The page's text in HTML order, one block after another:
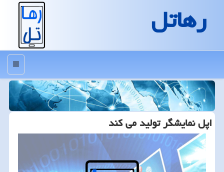
رهاتل
منو
اپل نمایشگر تولید می كند